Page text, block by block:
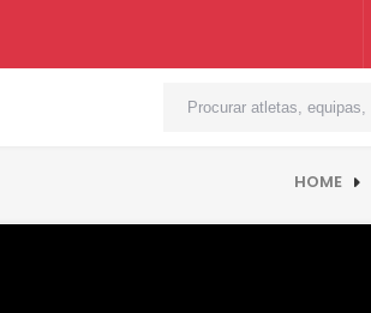
HOME